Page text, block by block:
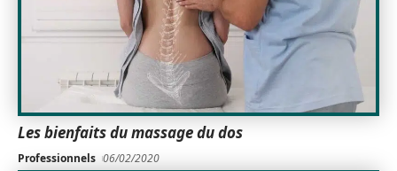
Les bienfaits du massage du dos
Professionnels 06/02/2020